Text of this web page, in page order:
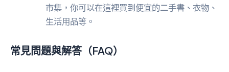
市集，你可以在這裡買到便宜的二手書、衣物、
生活用品等。
常見問題與解答（FAQ）